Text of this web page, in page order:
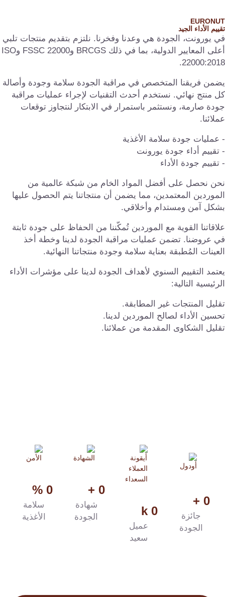
الأداء الجيد
يورونت، الجودة هي وعدنا وفخرنا. نلتزم بتقديم منتجات تلبي
أعلى المعايير الدولية، بما في ذلك BRCGS وFSSC 22000 وISO
فريقنا المتخصص في مراقبة الجودة سلامة وجودة وأصالة
منتج نهائي. نستخدم أحدث التقنيات لإجراء عمليات مراقبة
صارمة، ونستثمر باستمرار في الابتكار لنتجاوز توقعات
جودة سلامة الأغذية
أداء جودة يورونت
جودة الأداء
نحصل على أفضل المواد الخام من شبكة عالمية من
المعتمدين، مما يضمن أن منتجاتنا يتم الحصول عليها
آمن ومستدام وأخلاقي.
القوية مع الموردين تُمكّننا من الحفاظ على جودة ثابتة
عروضنا. تضمن عمليات مراقبة الجودة لدينا وخطة أخذ
المُطبقة بعناية سلامة وجودة منتجاتنا النهائية.
التقييم السنوي لأهداف الجودة لدينا على مؤشرات الأداء
التالية:
المنتجات غير المطابقة.
الأداء لصالح الموردين لدينا.
الشكاوى المقدمة من عملائنا.
0
+
جائزة
الجودة
0
k
عميل
سعيد
0
+
شهادة
الجودة
0
%
سلامة
الأغذية